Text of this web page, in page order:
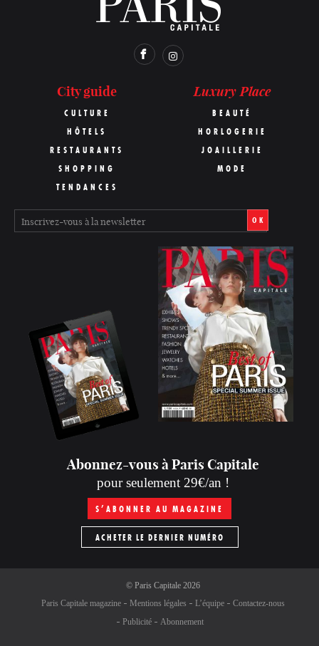
City guide
CULTURE
HÔTELS
RESTAURANTS
SHOPPING
TENDANCES
Luxury Place
BEAUTÉ
HORLOGERIE
JOAILLERIE
MODE
OK
Abonnez-vous à Paris Capitale
pour seulement 29€/an !
S’ABONNER AU MAGAZINE
ACHETER LE DERNIER NUMÉRO
© Paris Capitale2026
Paris Capitale magazine
Mentions légales L’équipe
Contactez-nous
Publicité
Abonnement